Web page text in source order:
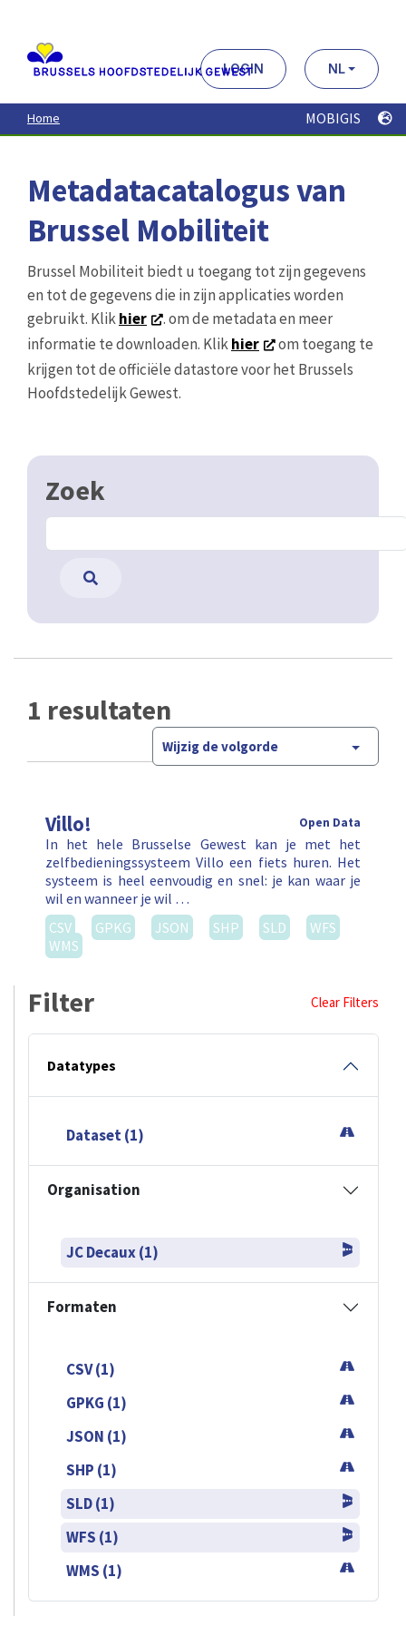
contenu
principal
LOGIN NL
Home MOBIGIS
Metadatacatalogus van
Brussel Mobiliteit
Brussel Mobiliteit biedt u toegang tot zijn gegevens
en tot de gegevens die in zijn applicaties worden
gebruikt. Klikhier
. om de metadata en meer
informatie te downloaden. Klikhier
om toegang te
krijgen tot de officiële datastore voor het Brussels
Hoofdstedelijk Gewest.
Zoek
1 resultaten
Wijzig de volgorde
Villo! Open Data
In het hele Brusselse Gewest kan je met het
zelfbedieningssysteem Villo een fiets huren. Het
systeem is heel eenvoudig en snel: je kan waar je
wil en wanneer je wil …
CSV
GPKG JSON SHP SLD
WFS
WMS
Filter Clear Filters
Datatypes
Dataset (1)
Organisation
JC Decaux (1)
Formaten
CSV (1)
GPKG (1)
JSON (1)
SHP (1)
SLD (1)
WFS (1)
WMS (1)